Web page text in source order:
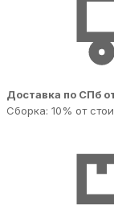
Доставка по СПб
Сборка: 10% от